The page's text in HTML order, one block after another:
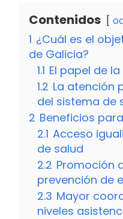
Contenidos
1 ¿Cuál es el
de Galicia?
1.1 El papel de
1.2 La atención
del sistema de
2 Beneficios
2.1 Acceso
de salud
2.2 Promoción
prevención de
2.3 Mayor
niveles